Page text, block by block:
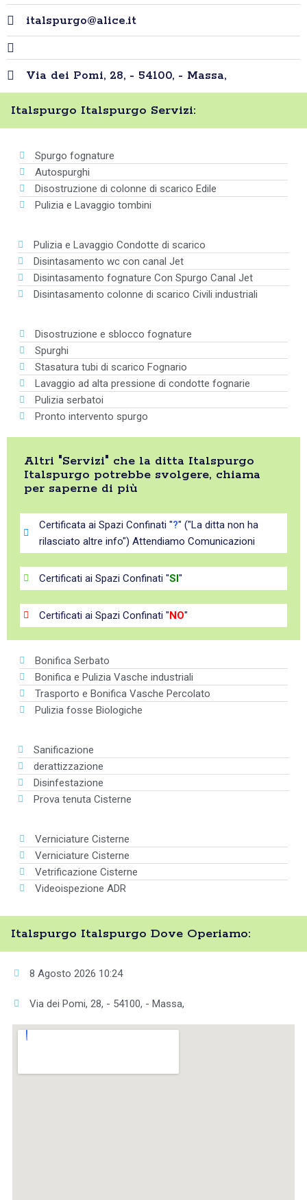
italspurgo@alice.it
Via dei Pomi, 28, - 54100, - Massa,
Italspurgo Italspurgo Servizi:
Spurgo fognature
Autospurghi
Disostruzione di colonne di scarico Edile
Pulizia e Lavaggio tombini
Pulizia e Lavaggio Condotte di scarico
Disintasamento wc con canal Jet
Disintasamento fognature Con Spurgo Canal Jet
Disintasamento colonne di scarico Civili industriali
Disostruzione e sblocco fognature
Spurghi
Stasatura tubi di scarico Fognario
Lavaggio ad alta pressione di condotte fognarie
Pulizia serbatoi
Pronto intervento spurgo
Altri "Servizi" che la ditta Italspurgo
Italspurgo potrebbe svolgere, chiama
per saperne di più
Certificata ai Spazi Confinati "?" ("La ditta non ha
rilasciato altre info") Attendiamo Comunicazioni
Certificati ai Spazi Confinati "SI "
Certificati ai Spazi Confinati " NO"
Bonifica Serbato
Bonifica e Pulizia Vasche industriali
Trasporto e Bonifica Vasche Percolato
Pulizia fosse Biologiche
Sanificazione
derattizzazione
Disinfestazione
Prova tenuta Cisterne
Verniciature Cisterne
Verniciature Cisterne
Vetrificazione Cisterne
Videoispezione ADR
Italspurgo Italspurgo Dove Operiamo:
8 Agosto 2026 10:24
Via dei Pomi, 28, - 54100, - Massa,